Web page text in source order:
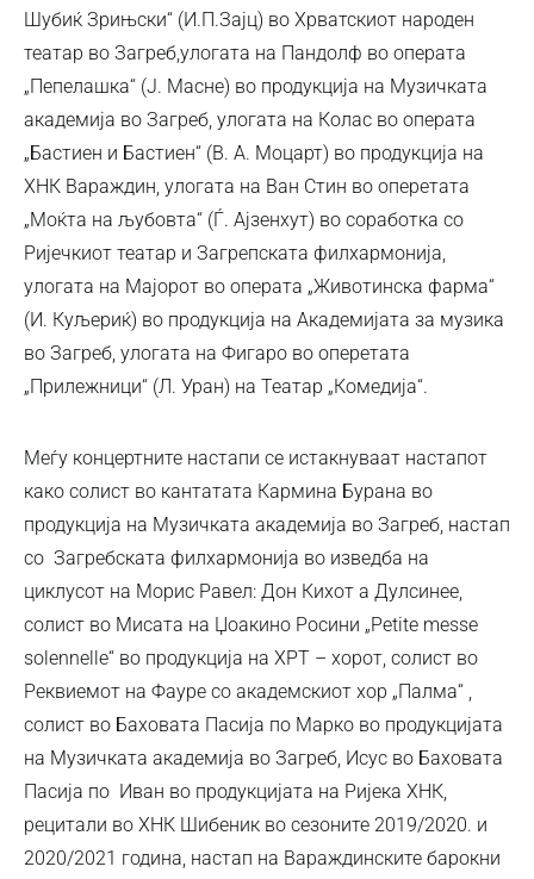
Шубиќ Зрињски“ (И.П.Зајц) во Хрватскиот народен
театар во Загреб,улогата на Пандолф во операта
„Пепелашка“ (Ј. Масне) во продукција на Музичката
академија во Загреб, улогата на Колас во операта
„Бастиен и Бастиен“ (В. А. Моцарт) во продукција на
ХНК Вараждин, улогата на Ван Стин во оперетата
„Моќта на љубовта“ (Ѓ. Ајзенхут) во соработка со
Ријечкиот театар и Загрепската филхармонија,
улогата на Мајорот во операта „Животинска фарма“
(И. Куљериќ) во продукција на Академијата за музика
во Загреб, улогата на Фигаро во оперетата
„Прилежници“ (Л. Уран) на Театар „Комедија“.
Меѓу концертните настапи се истакнуваат настапот
како солист во кантатата Кармина Бурана во
продукција на Музичката академија во Загреб, настап
со Загребската филхармонија во изведба на
циклусот на Морис Равел: Дон Кихот а Дулсинее,
солист во Мисата на Џоакино Росини „Petite messe
solennelle“ во продукција на ХРТ – хорот, солист во
Реквиемот на Фауре со академскиот хор „Палма“ ,
солист во Баховата Пасија по Марко во продукцијата
на Музичката академија во Загреб, Исус во Баховата
Пасија по Иван во продукцијата на Ријека ХНК,
рецитали во ХНК Шибеник во сезоните 2019/2020. и
2020/2021 година, настап на Вараждинските барокни